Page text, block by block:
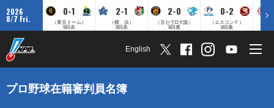
2026
8/7 Fri.
0-1
（東京ドーム）
9回表
2-1
（横 浜）
8回表
2-0
（京セラD大阪）
8回裏
0-2
（エスコンＦ）
8回裏
English
プロ野球在籍審判員名簿